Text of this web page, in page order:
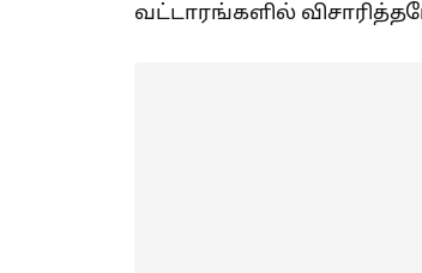
வட்டாரங்களில்